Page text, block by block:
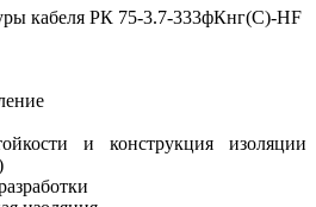
кабеля РК 75-3.7-333фКнг(С)-HF
и конструкция изоляции